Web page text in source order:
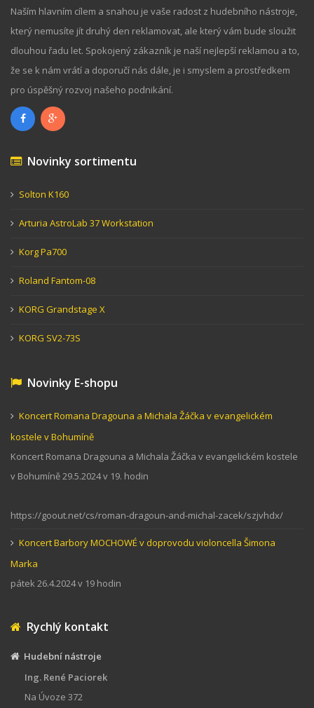
Naším hlavním cílem a snahou je vaše radost z hudebního nástroje,
který nemusíte jít druhý den reklamovat, ale který vám bude sloužit
dlouhou řadu let. Spokojený zákazník je naší nejlepší reklamou a to,
že se k nám vrátí a doporučí nás dále, je i smyslem a prostředkem
pro úspěšný rozvoj našeho podnikání.
Novinky sortimentu
Solton K160
Arturia AstroLab 37 Workstation
Korg Pa700
Roland Fantom-08
KORG Grandstage X
KORG SV2-73S
Novinky E-shopu
Koncert Romana Dragouna a Michala Žáčka v evangelickém
kostele v Bohumíně
Koncert Romana Dragouna a Michala Žáčka v evangelickém kostele
v Bohumíně 29.5.2024 v 19. hodin
https://goout.net/cs/roman-dragoun-and-michal-zacek/szjvhdx/
Koncert Barbory MOCHOWÉ v doprovodu violoncella Šimona
Marka
pátek 26.4.2024 v 19 hodin
Rychlý kontakt
Hudební nástroje
Ing. René Paciorek
Na Úvoze 372